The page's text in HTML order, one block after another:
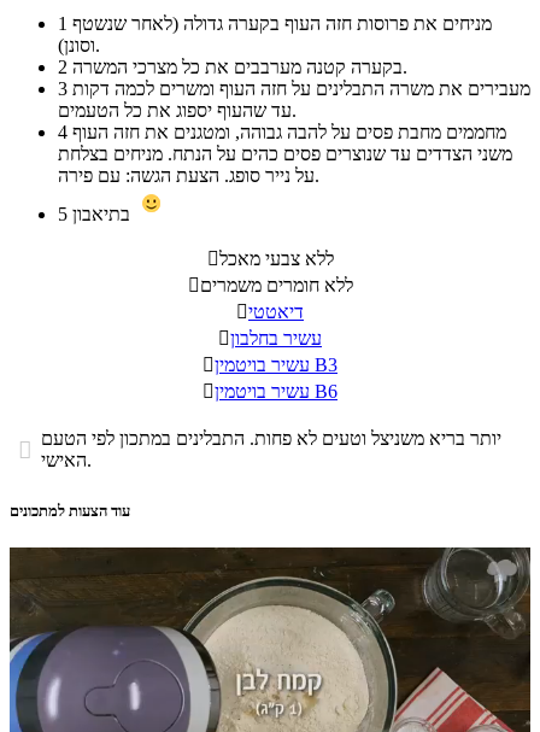
1
וסונן).
2
בקערה קטנה מערבבים את כל מצרכי המשרה.
3
עד שהעוף יספוג את כל הטעמים.
4
משני הצדדים עד שנוצרים פסים כהים על הנתח. מניחים בצלחת
על נייר סופג. הצעת הגשה: עם פירה.
5
ללא צבעי מאכל
ללא חומרים משמרים
דיאטטי
עשיר בחלבון

עשיר בויטמין B3

עשיר בויטמין B6
 יותר בריא משניצל וטעים לא פחות. התבלינים במתכון לפי הטעם
האישי.
עוד הצעות למתכונים